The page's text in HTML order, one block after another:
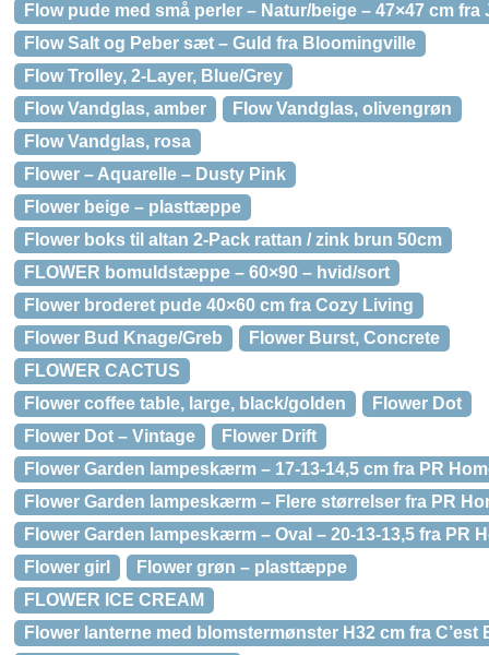
Flow pude med små perler – Natur/beige – 47×47 cm fra
Flow Salt og Peber sæt – Guld fra Bloomingville
Flow Trolley, 2-Layer, Blue/Grey
Flow Vandglas, amber
Flow Vandglas, olivengrøn
Flow Vandglas, rosa
Flower – Aquarelle – Dusty Pink
Flower beige – plasttæppe
Flower boks til altan 2-Pack rattan / zink brun 50cm
FLOWER bomuldstæppe – 60×90 – hvid/sort
Flower broderet pude 40×60 cm fra Cozy Living
Flower Bud Knage/Greb
Flower Burst, Concrete
FLOWER CACTUS
Flower coffee table, large, black/golden
Flower Dot
Flower Dot – Vintage
Flower Drift
Flower Garden lampeskærm – 17-13-14,5 cm fra PR
Flower Garden lampeskærm – Flere størrelser fra PR
Flower Garden lampeskærm – Oval – 20-13-13,5 fra PR
Flower girl
Flower grøn – plasttæppe
FLOWER ICE CREAM
Flower lanterne med blomstermønster H32 cm fra C’est